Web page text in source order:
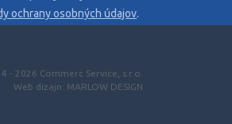
ochrany osobných údajov.
- 2026 Commerc Service, s.r.o.
Web dizajn: MARLOW DESIGN